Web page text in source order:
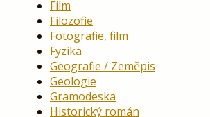
Film
Filozofie
Fotografie, film
Fyzika
Geografie / Zeměpis
Geologie
Gramodeska
Historický román